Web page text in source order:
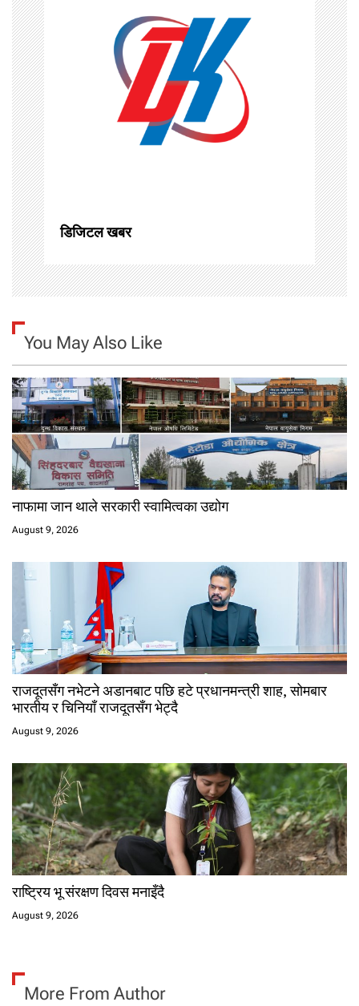
i
g
a
t
i
o
n
डिजिटल खबर
You May Also Like
नाफामा जान थाले सरकारी स्वामित्वका उद्योग
August 9, 2026
राजदूतसँग नभेटने अडानबाट पछि हटे प्रधानमन्त्री शाह, सोमबार
भारतीय र चिनियाँ राजदूतसँग भेट्दै
August 9, 2026
राष्ट्रिय भू संरक्षण दिवस मनाइँदै
August 9, 2026
More From Author